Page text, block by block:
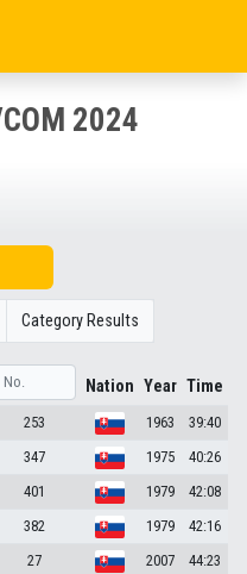
2024
Category Results
Nation Year Time
253 1963
39:40
347 1975
40:26
401 1979
42:08
382 1979
42:16
27 2007
44:23